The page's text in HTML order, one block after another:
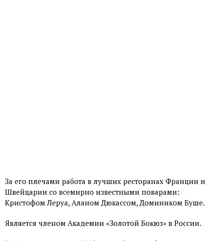
За его плечами работа в лучших ресторанах Франции и
Швейцарии со всемирно известными поварами:
Кристофом Леруа, Аланом Дюкассом, Домиником Буше.
Является членом Академии «Золотой Бокюз» в России.